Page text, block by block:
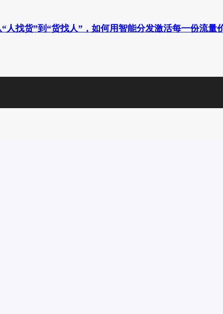
人找货”到“货找人”，如何用智能分发激活每一份流量